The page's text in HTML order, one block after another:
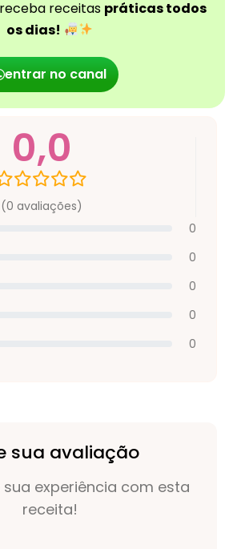
receitas práticas todos
os dias!
entrar no canal
0,0
(0 avaliações)
0
0
0
0
0
sua avaliação
experiência com esta
receita!